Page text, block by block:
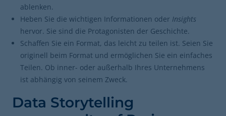
ablenken.
Heben Sie die wichtigen Informationen oder Insights
hervor. Sie sind die Protagonisten der Geschichte.
Schaffen Sie ein Format, das leicht zu teilen ist. Seien Sie
originell beim Format und ermöglichen Sie ein einfaches
Teilen. Ob inner- oder außerhalb Ihres Unternehmens
ist abhängig von seinem Zweck.
Data Storytelling